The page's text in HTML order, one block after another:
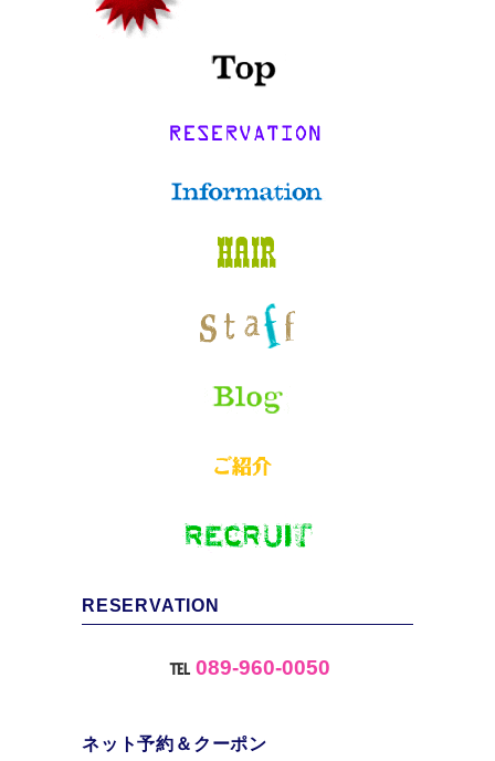
RESERVATION
℡ 089-960-0050
ネット予約＆クーポン